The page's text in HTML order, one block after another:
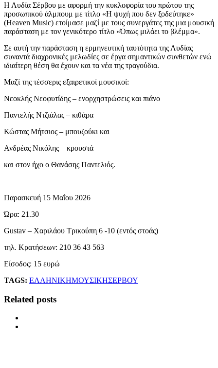
Η Λυδία Σέρβου με αφορμή την κυκλοφορία του πρώτου της
προσωπικού άλμπουμ με τίτλο «Η ψυχή που δεν ξοδεύτηκε»
(Heaven Music) ετοίμασε μαζί με τους συνεργάτες της μια μουσική
παράσταση με τον γενικότερο τίτλο «Όπως μιλάει το βλέμμα».
Σε αυτή την παράσταση η ερμηνευτική ταυτότητα της Λυδίας
συναντά διαχρονικές μελωδίες σε έργα σημαντικών συνθετών ενώ
ιδιαίτερη θέση θα έχουν και τα νέα της τραγούδια.
Μαζί της τέσσερις εξαιρετικοί μουσικοί:
Νεοκλής Νεοφυτίδης – ενορχηστρώσεις και πιάνο
Παντελής Ντζιάλας – κιθάρα
Κώστας Μήτσιος – μπουζούκι και
Ανδρέας Νικόλης – κρουστά
και στον ήχο ο Θανάσης Παντελιός.
Παρασκευή 15 Μαΐου 2026
Ώρα: 21.30
Gustav – Χαριλάου Τρικούπη 6 -10 (εντός στοάς)
τηλ. Κρατήσεων: 210 36 43 563
Είσοδος: 15 ευρώ
TAGS: ΕΛΛΗΝΙΚΗΜΟΥΣΙΚΗΣΕΡΒΟΥ
Related posts